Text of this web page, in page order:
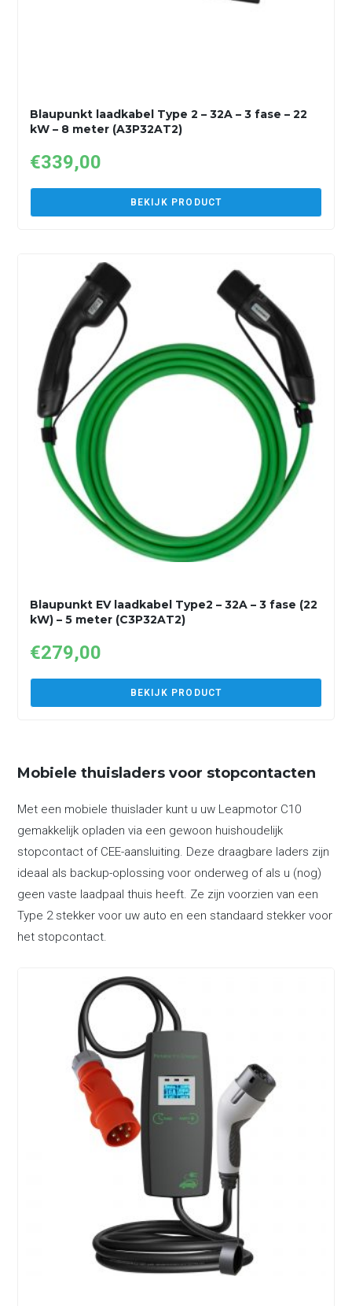
Blaupunkt laadkabel Type 2 – 32A – 3 fase – 22
kW – 8 meter (A3P32AT2)
€339,00
BEKIJK PRODUCT
Blaupunkt EV laadkabel Type2 – 32A – 3 fase (22
kW) – 5 meter (C3P32AT2)
€279,00
BEKIJK PRODUCT
Mobiele thuisladers voor stopcontacten
Met een mobiele thuislader kunt u uw Leapmotor C10
gemakkelijk opladen via een gewoon huishoudelijk
stopcontact of CEE-aansluiting. Deze draagbare laders zijn
ideaal als backup-oplossing voor onderweg of als u (nog)
geen vaste laadpaal thuis heeft. Ze zijn voorzien van een
Type 2 stekker voor uw auto en een standaard stekker voor
het stopcontact.